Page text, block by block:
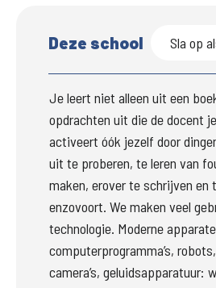
Deze school Sla op
Je leert niet alleen uit een
opdrachten uit die de docent
activeert óók jezelf door
uit te proberen, te leren van
maken, erover te schrijven en
enzovoort. We maken veel
technologie. Moderne
computerprogramma’s,
camera’s, geluidsapparatuur: